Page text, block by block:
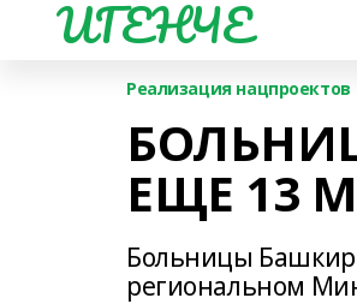
ИГЕНЧЕ
Реализация нацпроектов
ЕЩЕ 13
Больницы
региональном